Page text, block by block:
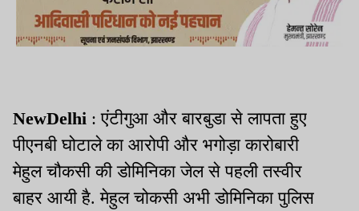
NewDelhi : एंटीगुआ और बारबुडा से लापता हुए
पीएनबी घोटाले का आरोपी और भगोड़ा कारोबारी
मेहुल चौकसी की डोमिनिका जेल से पहली तस्वीर
बाहर आयी है. मेहुल चोकसी अभी डोमिनिका पुलिस